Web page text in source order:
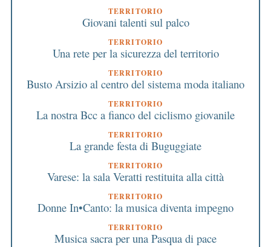
TERRITORIO
Giovani talenti sul palco
TERRITORIO
Una rete per la sicurezza del territorio
TERRITORIO
Busto Arsizio al centro del sistema moda italiano
TERRITORIO
La nostra Bcc a fianco del ciclismo giovanile
TERRITORIO
La grande festa di Buguggiate
TERRITORIO
Varese: la sala Veratti restituita alla città
TERRITORIO
Donne In•Canto: la musica diventa impegno
TERRITORIO
Musica sacra per una Pasqua di pace